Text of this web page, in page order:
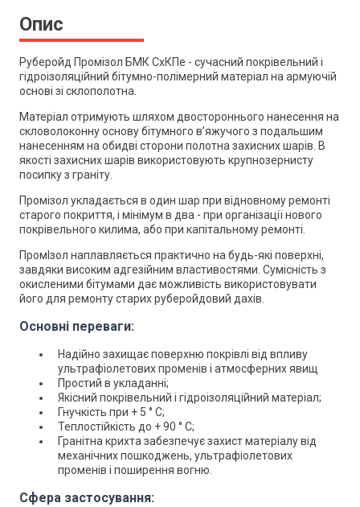
Опис
Руберойд Промізол БМК СхКПе - сучасний покрівельний і
гідроізоляційний бітумно-полімерний матеріал на армуючій
основі зі склополотна.
Матеріал отримують шляхом двостороннього нанесення на
скловолоконну основу бітумного в’яжучого з подальшим
нанесенням на обидві сторони полотна захисних шарів. В
якості захисних шарів використовують крупнозернисту
посипку з граніту.
Промізол укладається в один шар при відновному ремонті
старого покриття, і мінімум в два - при організації нового
покрівельного килима, або при капітальному ремонті.
ПромІзол наплавляється практично на будь-які поверхні,
завдяки високим адгезійним властивостями. Сумісність з
окисленими бітумами дає можливість використовувати
його для ремонту старих руберойдовий дахів.
Основні переваги:
Надійно захищає поверхню покрівлі від впливу
ультрафіолетових променів і атмосферних явищ
Простий в укладанні;
Якісний покрівельний і гідроізоляційний матеріал;
Гнучкість при + 5 ° С;
Теплостійкість до + 90 ° С;
Гранітна крихта забезпечує захист матеріалу від
механічних пошкоджень, ультрафіолетових
променів і поширення вогню.
Сфера застосування: